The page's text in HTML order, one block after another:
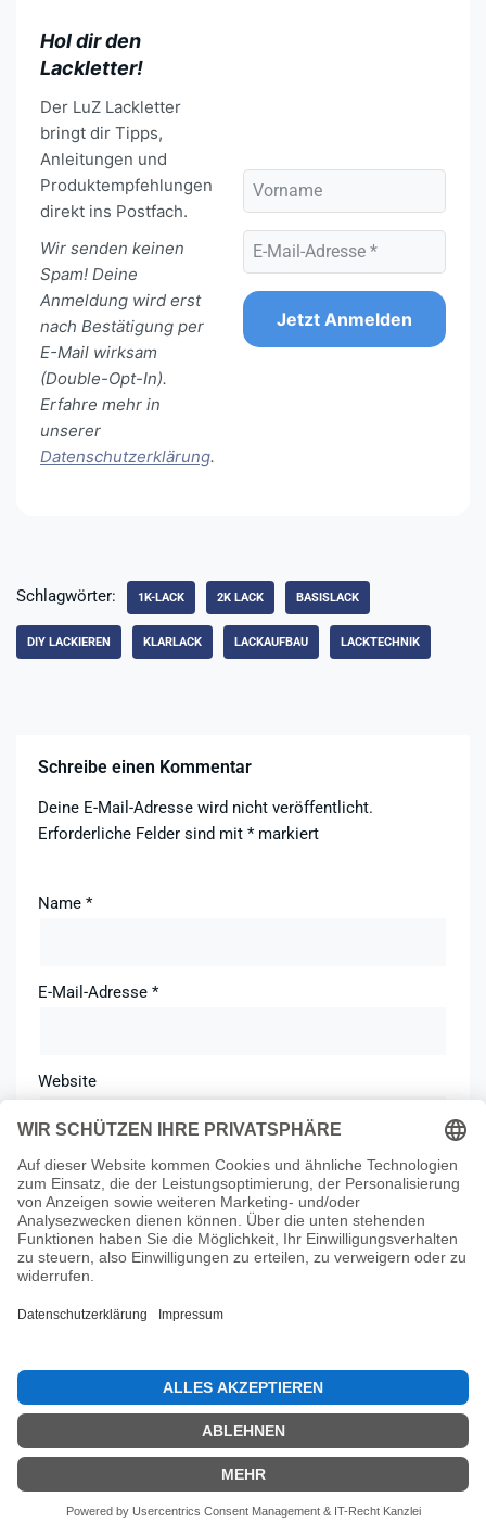
Hol dir den
Lackletter!
Der LuZ Lackletter
bringt dir Tipps,
Anleitungen und
Produktempfehlungen
direkt ins Postfach.
Wir senden keinen
Spam! Deine
Anmeldung wird erst
nach Bestätigung per
E-Mail wirksam
(Double-Opt-In).
Erfahre mehr in
unserer
Datenschutzerklärung.
Schlagwörter: 1K-LACK 2K LACK BASISLACK
DIY LACKIEREN KLARLACK LACKAUFBAU LACKTECHNIK
Schreibe einen Kommentar
Deine E-Mail-Adresse wird nicht veröffentlicht.
Erforderliche Felder sind mit *markiert
Name *
E-Mail-Adresse *
Website
Kommentar*
Ich habe dieDatenschutzerklärunggelesen und